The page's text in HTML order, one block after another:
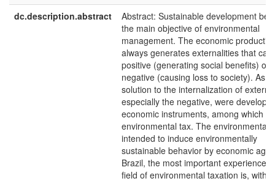
dc.description.abstract
Abstract: Sustainable development
the main objective of environmental
management. The economic
always generates externalities that can
positive (generating social benefits) or
negative (causing loss to society). As a
solution to the internalization of
especially the negative, were
economic instruments, among which
environmental tax. The environmental
intended to induce environmentally
sustainable behavior by economic
Brazil, the most important experience
field of environmental taxation is,